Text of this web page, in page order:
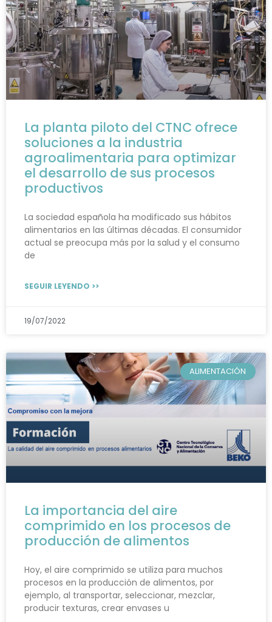
La planta piloto del CTNC ofrece
soluciones a la industria
agroalimentaria para optimizar
el desarrollo de sus procesos
productivos
La sociedad española ha modificado sus hábitos
alimentarios en las últimas décadas. El consumidor
actual se preocupa más por la salud y el consumo
de
SEGUIR LEYENDO >>
19/07/2022
ALIMENTACIÓN
La importancia del aire
comprimido en los procesos de
producción de alimentos
Hoy, el aire comprimido se utiliza para muchos
procesos en la producción de alimentos, por
ejemplo, al transportar, seleccionar, mezclar,
producir texturas, crear envases u